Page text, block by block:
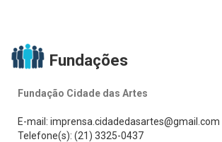
Fundações
Fundação Cidade das Artes
E-mail: imprensa.cidadedasartes@gmail.com
Telefone(s): (21) 3325-0437